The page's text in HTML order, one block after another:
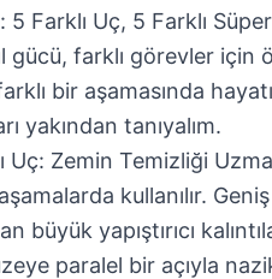
Farklı Uç, 5 Farklı
gücü, farklı görevler
bir aşamasında
yakından tanıyalım.
Uç: Zemin Temizliği
kullanılır.
yapıştırıcı
paralel bir açıyla